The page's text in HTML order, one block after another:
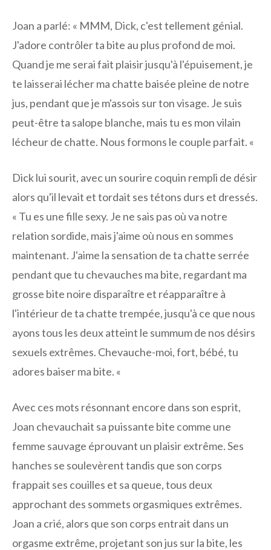
Joan a parlé: « MMM, Dick, c'est tellement génial.
J'adore contrôler ta bite au plus profond de moi.
Quand je me serai fait plaisir jusqu'à l'épuisement, je
te laisserai lécher ma chatte baisée pleine de notre
jus, pendant que je m'assois sur ton visage. Je suis
peut-être ta salope blanche, mais tu es mon vilain
lécheur de chatte. Nous formons le couple parfait. «
Dick lui sourit, avec un sourire coquin rempli de désir
alors qu'il levait et tordait ses tétons durs et dressés.
« Tu es une fille sexy. Je ne sais pas où va notre
relation sordide, mais j'aime où nous en sommes
maintenant. J'aime la sensation de ta chatte serrée
pendant que tu chevauches ma bite, regardant ma
grosse bite noire disparaître et réapparaître à
l'intérieur de ta chatte trempée, jusqu'à ce que nous
ayons tous les deux atteint le summum de nos désirs
sexuels extrêmes. Chevauche-moi, fort, bébé, tu
adores baiser ma bite. «
Avec ces mots résonnant encore dans son esprit,
Joan chevauchait sa puissante bite comme une
femme sauvage éprouvant un plaisir extrême. Ses
hanches se soulevèrent tandis que son corps
frappait ses couilles et sa queue, tous deux
approchant des sommets orgasmiques extrêmes.
Joan a crié, alors que son corps entrait dans un
orgasme extrême, projetant son jus sur la bite, les